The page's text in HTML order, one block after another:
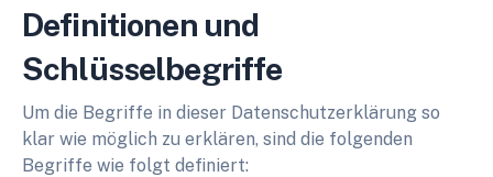
Definitionen und
Schlüsselbegriffe
Um die Begriffe in dieser Datenschutzerklärung so
klar wie möglich zu erklären, sind die folgenden
Begriffe wie folgt definiert: